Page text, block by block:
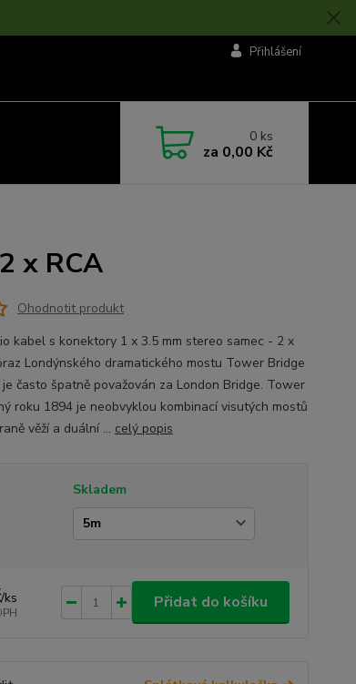
Přihlášení
0 ks
za 0,00 Kč
x RCA
Ohodnotit produkt
kabel s konektory 1 x 3.5 mm stereo samec - 2 x
Londýnského dramatického mostu Tower Bridge
často špatně považován za London Bridge. Tower
roku 1894 je neobvyklou kombinací visutých mostů
věží a duální ... celý popis
Skladem
/ks Přidat do košíku